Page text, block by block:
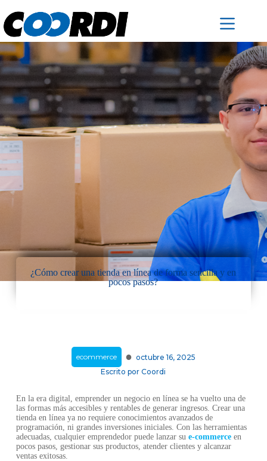
¿Cómo crear una tienda en línea de forma sencilla y en
pocos pasos?
ecommerce ·octubre 16, 2025
Escrito por Coordi
En la era digital, emprender un negocio en línea se ha vuelto una de
las formas más accesibles y rentables de generar ingresos. Crear una
tienda en línea ya no requiere conocimientos avanzados de
programación, ni grandes inversiones iniciales. Con las herramientas
adecuadas, cualquier emprendedor puede lanzar su e-commerceen
pocos pasos, gestionar sus productos, atender clientes y alcanzar
ventas exitosas.